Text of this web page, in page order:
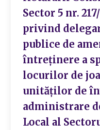
Sector 5 nr.
privind
publice de
întreținere a
locurilor de
unităților de
administrare
Local al